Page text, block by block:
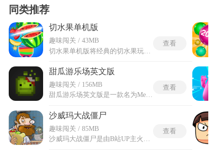
同类推荐
切水果单机版
趣味闯关 / 43MB
查看
甜瓜游乐场英文版
趣味闯关 / 156MB
甜瓜游乐场英文版是一款名为Melon Playground的国际版沙盒创造类游戏，采用像素风格设计，提供极高的自由度，允许在一个开放的虚拟世界中自由探索、实验和创造。可以操作甜瓜人角色，利用丰富的道具如武器(刀剑、炸弹)、载具(如越野卡车)、医疗物品(注射器、绷带)以及环境元素(木箱、砖墙)，进行各种互动和实验，例如构建机械装置、设计冒险场景或进行物理模拟测试，游戏无规则限制，仅需通过屏幕虚拟摇杆控制角色移动和道具摆放。
查看
沙威玛大战僵尸
趣味闯关 / 85MB
查看